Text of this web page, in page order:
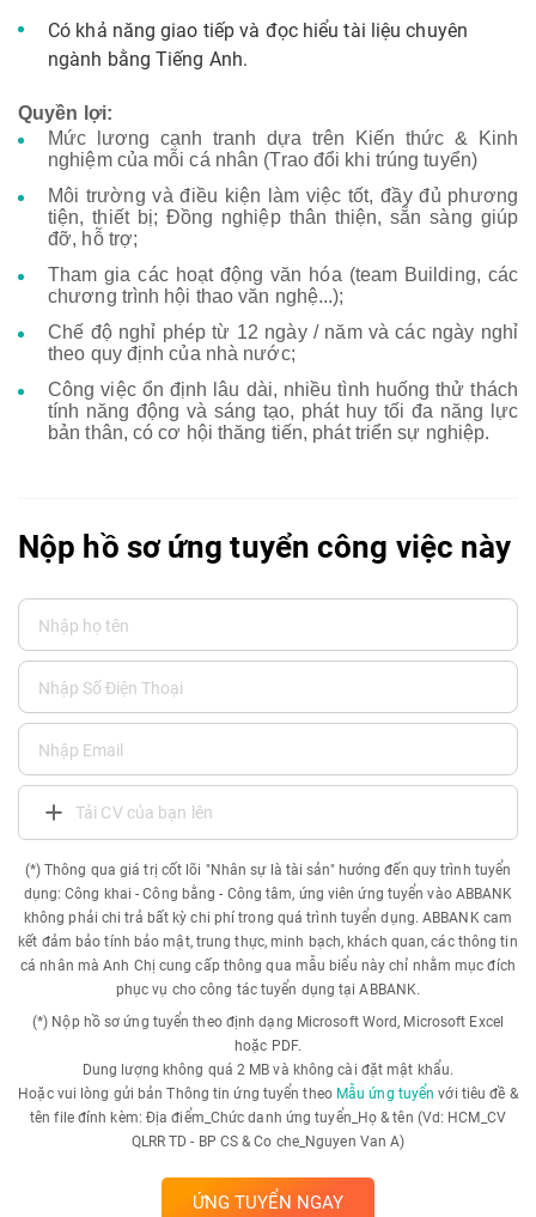
Có khả năng giao tiếp và đọc hiểu tài liệu chuyên
ngành bằng Tiếng Anh.
Quyền lợi:
Mức lương cạnh tranh dựa trên Kiến thức & Kinh
nghiệm của mỗi cá nhân (Trao đổi khi trúng tuyển)
Môi trường và điều kiện làm việc tốt, đầy đủ phương
tiện, thiết bị; Đồng nghiệp thân thiện, sẵn sàng giúp
đỡ, hỗ trợ;
Tham gia các hoạt động văn hóa (team Building, các
chương trình hội thao văn nghệ...);
Chế độ nghỉ phép từ 12 ngày / năm và các ngày nghỉ
theo quy định của nhà nước;
Công việc ổn định lâu dài, nhiều tình huống thử thách
tính năng động và sáng tạo, phát huy tối đa năng lực
bản thân, có cơ hội thăng tiến, phát triển sự nghiệp.
Nộp hồ sơ ứng tuyển công việc này
Tải CV của bạn lên
(*) Thông qua giá trị cốt lõi "Nhân sự là tài sản" hướng đến quy trình tuyển
dụng: Công khai - Công bằng - Công tâm, ứng viên ứng tuyển vào ABBANK
không phải chi trả bất kỳ chi phí trong quá trình tuyển dụng. ABBANK cam
kết đảm bảo tính bảo mật, trung thực, minh bạch, khách quan, các thông tin
cá nhân mà Anh Chị cung cấp thông qua mẫu biểu này chỉ nhằm mục đích
phục vụ cho công tác tuyển dụng tại ABBANK.
(*) Nộp hồ sơ ứng tuyển theo định dạng Microsoft Word, Microsoft Excel
hoặc PDF.
Dung lượng không quá 2 MB và không cài đặt mật khẩu.
Hoặc vui lòng gửi bản Thông tin ứng tuyển theo Mẫu ứng tuyển với tiêu đề &
tên file đính kèm: Địa điểm_Chức danh ứng tuyển_Họ & tên (Vd: HCM_CV
QLRR TD - BP CS & Co che_Nguyen Van A)
ỨNG TUYỂN NGAY